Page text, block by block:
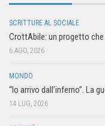
SCRITTURE AL SOCIALE
CrottAbile: un progetto
6 AGO, 2026
MONDO
“Io arrivo dall’inferno”. La
14 LUG, 2026